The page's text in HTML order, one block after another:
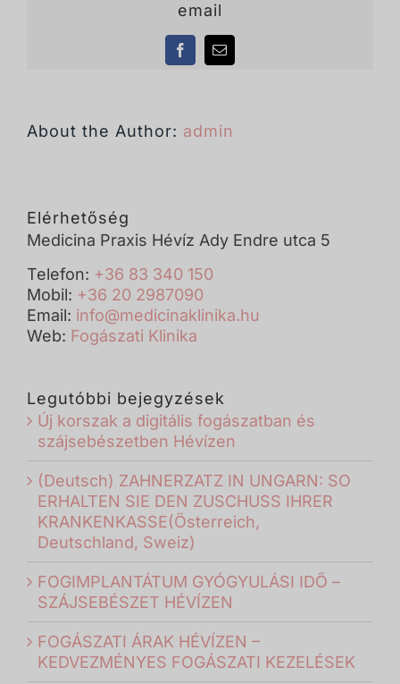
email
FacebookEmail:
About the Author: admin
Elérhetőség
Medicina Praxis Hévíz Ady Endre utca 5
Telefon: +36 83 340 150
Mobil: +36 20 2987090
Email: info@medicinaklinika.hu
Web: Fogászati Klinika
Legutóbbi bejegyzések
Új korszak a digitális fogászatban és
szájsebészetben Hévízen
(Deutsch) ZAHNERZATZ IN UNGARN: SO
ERHALTEN SIE DEN ZUSCHUSS IHRER
KRANKENKASSE(Österreich,
Deutschland, Sweiz)
FOGIMPLANTÁTUM GYÓGYULÁSI IDŐ –
SZÁJSEBÉSZET HÉVÍZEN
FOGÁSZATI ÁRAK HÉVÍZEN –
KEDVEZMÉNYES FOGÁSZATI KEZELÉSEK